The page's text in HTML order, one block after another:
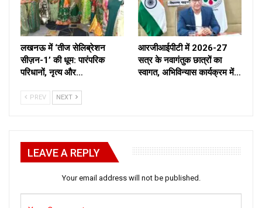
लखनऊ में ‘तीज सेलिब्रेशन
सीज़न-1’ की धूम: पारंपरिक
परिधानों, नृत्य और…
आरजीआईपीटी में 2026-27
सत्र के नवागंतुक छात्रों का
स्वागत, अभिविन्यास कार्यक्रम में…
PREV NEXT
LEAVE A REPLY
Your email address will not be published.